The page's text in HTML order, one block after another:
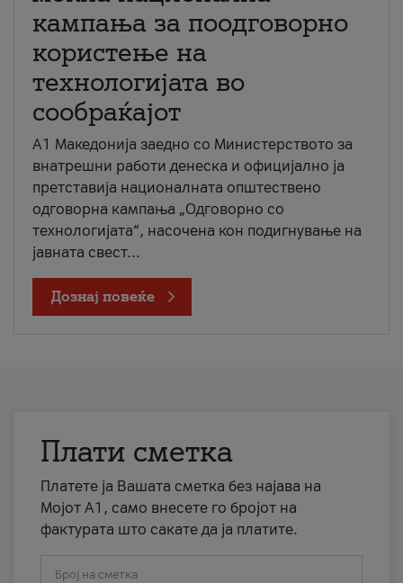
кампања за поодговорно
користење на
технологијата во
сообраќајот
A1 Македонија заедно со Министерството за
внатрешни работи денеска и официјално ја
претставија националната општествено
одговорна кампања „Одговорно со
технологијата“, насочена кон подигнување на
јавната свест...
Дознај повеќе
Плати сметка
Платете ја Вашата сметка без најава на
Мојот А1, само внесете го бројот на
фактурата што сакате да ја платите.
Број на сметка